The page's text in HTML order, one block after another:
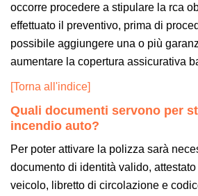
occorre procedere a stipulare la rca
effettuato il preventivo, prima di
possibile aggiungere una o più
aumentare la copertura assicurativa
[Torna all'indice]
Quali documenti servono per
incendio auto?
Per poter attivare la polizza sarà
documento di identità valido, attestato
veicolo, libretto di circolazione e